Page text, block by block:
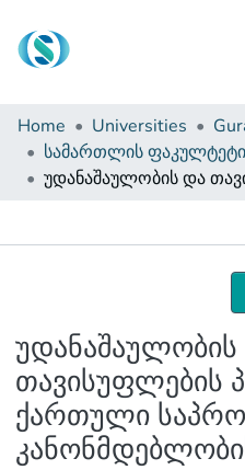
Communities & Collections
Browse
Documentation
Home Universities
თავისუფლების
ქართული